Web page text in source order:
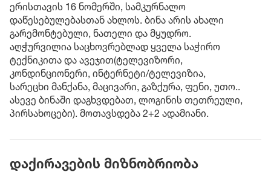
ერისთავის 16 ნომერში, სამკურნალო
დაწესებულებასთან ახლოს. ბინა არის ახალი
გარემონტებული, ნათელი და მყუდრო.
აღჭურვილია საცხოვრებლად ყველა საჭირო
ტექნიკითა და ავეჯით(ტელევიზორი,
კონდინციონერი, ინტერნეტი/ტელევიზია,
სარეცხი მანქანა, მაცივარი, გაზქურა, ფენი, უთო..
ასევე ბინაში დაგხვდებათ, ლოგინის თეთრეული,
პირსახოცები). მოთავსდება 2+2 ადამიანი.
დაქირავების მიზნობრიობა